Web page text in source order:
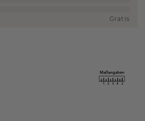
Gratis